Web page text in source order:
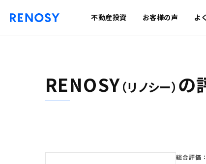
不動産投資 お客様の声 よ
RENOSY（リノシー） の
総合評価：